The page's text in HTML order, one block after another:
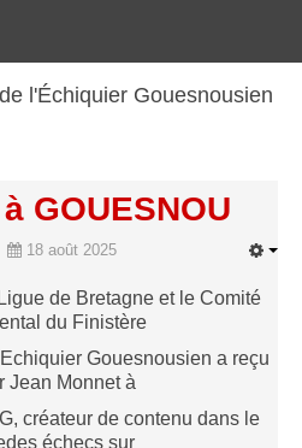
l'Échiquier Gouesnousien
GOUESNOU
18 août 2025
de Bretagne et le Comité
du Finistère
Gouesnousien a reçu
Jean Monnet à
créateur de contenu dans le
échecs sur